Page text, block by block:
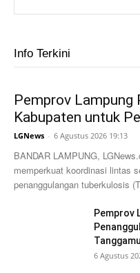
Info Terkini
Pemprov Lampung
Kabupaten untuk
LGNews - 6 Agustus 2026 19:13
BANDAR LAMPUNG,
memperkuat koordinasi lintas
penanggulangan tuberkulosis
Pemprov
6 Agustus